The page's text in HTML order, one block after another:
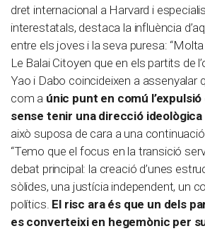
dret internacional a Harvard i
interestatals, destaca la influència
entre els joves i la seva puresa:
Le Balai Citoyen que en els partits de
Yao i Dabo coincideixen a assenyalar
com a únic punt en comú
sense tenir una direcció ideològica
això suposa de cara a una
“Temo que el focus en la transició
debat principal: la creació d’unes
sòlides, una justícia independent, un
polítics. El risc ara és que un dels
es converteixi en hegemònic per